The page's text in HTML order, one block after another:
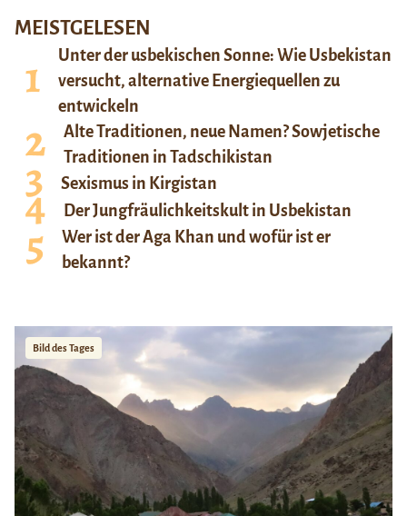
MEISTGELESEN
Unter der usbekischen Sonne: Wie Usbekistan
versucht, alternative Energiequellen zu
entwickeln
Alte Traditionen, neue Namen? Sowjetische
Traditionen in Tadschikistan
Sexismus in Kirgistan
Der Jungfräulichkeitskult in Usbekistan
Wer ist der Aga Khan und wofür ist er
bekannt?
Bild des Tages